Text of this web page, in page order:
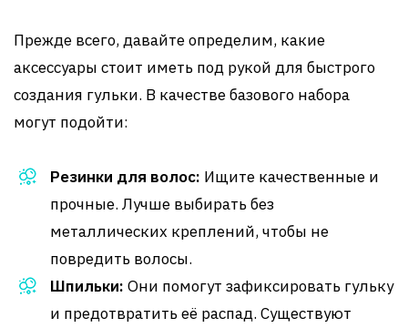
Прежде всего, давайте определим, какие
аксессуары стоит иметь под рукой для быстрого
создания гульки. В качестве базового набора
могут подойти:
Резинки для волос: Ищите качественные и
прочные. Лучше выбирать без
металлических креплений, чтобы не
повредить волосы.
Шпильки: Они помогут зафиксировать гульку
и предотвратить её распад. Существуют